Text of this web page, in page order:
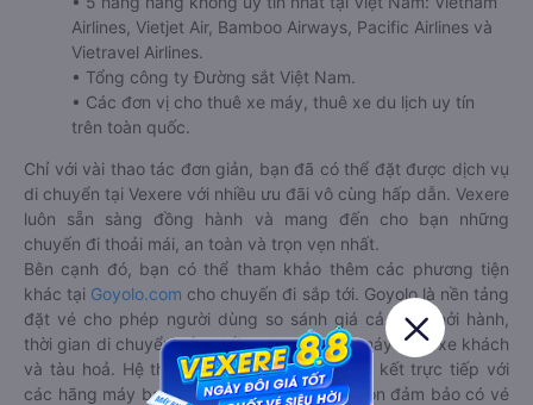
Airlines, Vietjet Air, Bamboo Airways, Pacific Airlines và
Vietravel Airlines.
• Tổng công ty Đường sắt Việt Nam.
• Các đơn vị cho thuê xe máy, thuê xe du lịch uy tín
trên toàn quốc.
Chỉ với vài thao tác đơn giản, bạn đã có thể đặt được dịch vụ
di chuyển tại Vexere với nhiều ưu đãi vô cùng hấp dẫn. Vexere
luôn sẵn sàng đồng hành và mang đến cho bạn những
chuyến đi thoải mái, an toàn và trọn vẹn nhất.
Bên cạnh đó, bạn có thể tham khảo thêm các phương tiện
khác tại Goyolo.com cho chuyến đi sắp tới. Goyolo là nền tảng
đặt vé cho phép người dùng so sánh giá cả, giờ khởi hành,
thời gian di chuyển của nhiều phương tiện máy bay, xe khách
và tàu hoả. Hệ thống của Goyolo được liên kết trực tiếp với
các hãng máy bay, xe khách và tàu hoả, luôn đảm bảo có vé